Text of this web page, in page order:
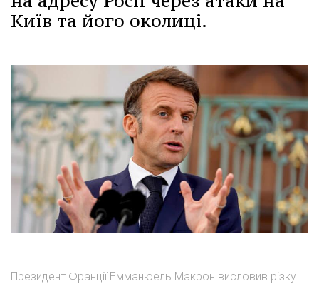
Київ та його околиці.
Президент Франції Емманюель Макрон висловив різку